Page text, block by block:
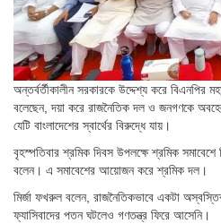
অন্তর্বর্তীকালীন সরকারকে উদ্দেশ্য করে বিএনপির
বলেছেন, দয়া করে রাজনৈতিক দল ও জনগণকে
যেটি বাংলাদেশের স্বার্থের বিরুদ্ধে যায়।
বৃহস্পতিবার শ্রমিক দিবস উপলক্ষে শ্রমিক
বলেন। এ সমাবেশের আয়োজন করে শ্রমিক দল।
মির্জা ফখরুল বলেন, রাজনৈতিকভাবে একটা
ফ্যাসিবাদের পতন ঘটলেও গণতন্ত্র ফিরে আসেনি।